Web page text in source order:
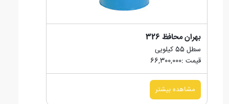
بهران محافظ 326
سطل 55 کیلویی
قیمت :66,300,000
مشاهده بیشتر